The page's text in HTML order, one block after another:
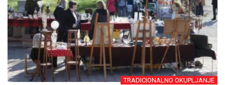
TRADICIONALNO OKUPLJANJE